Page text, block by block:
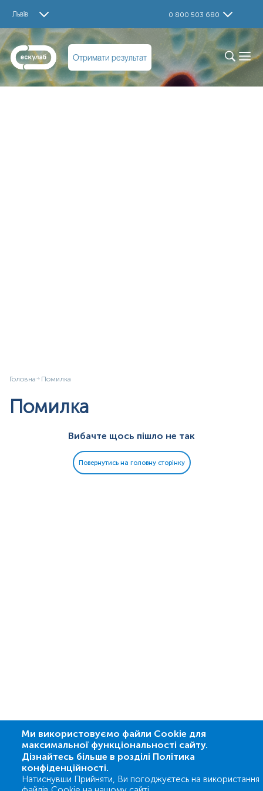
Львів 0 800 503 680
Отримати результат
Головна Помилка
Помилка
Вибачте щось пішло не так
Повернутись на головну сторінку
Ми використовуємо файли Cookie для
максимальної функціональності сайту.
Дізнайтесь більше в розділі Політика
конфіденційності.
Натиснувши Прийняти, Ви погоджуєтесь на використання